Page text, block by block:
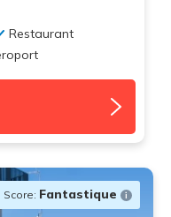
Restaurant
Score: Fantastique